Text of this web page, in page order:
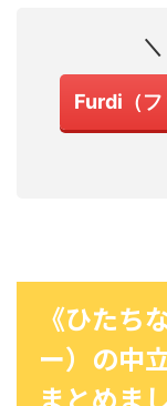
Furdi（フ
《ひたち
ー）の中
まとめま